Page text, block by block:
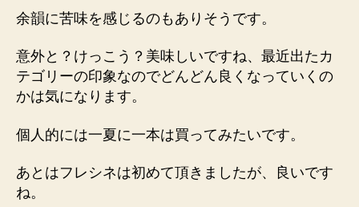
余韻に苦味を感じるのもありそうです。
意外と？けっこう？美味しいですね、最近出たカ
テゴリーの印象なのでどんどん良くなっていくの
かは気になります。
個人的には一夏に一本は買ってみたいです。
あとはフレシネは初めて頂きましたが、良いです
ね。